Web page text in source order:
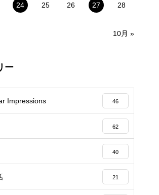
24 25 26 27
28
10月 »
ー
Impressions 46
62
40
21